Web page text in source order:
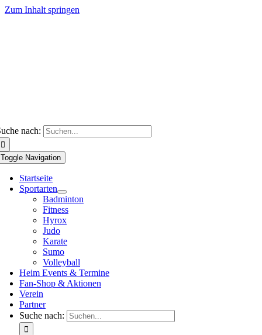
Zum Inhalt springen
nach:
Toggle Navigation
Startseite
Sportarten
Badminton
Fitness
Hyrox
Judo
Karate
Sumo
Volleyball
Heim Events & Termine
Fan-Shop & Aktionen
Verein
Partner
Suche nach: